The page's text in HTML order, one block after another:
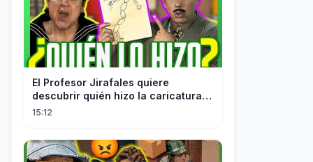
El Profesor Jirafales quiere
descubrir quién hizo la caricatura
de él
15:12